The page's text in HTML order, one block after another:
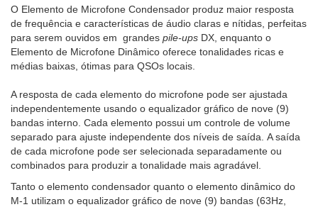
O Elemento de Microfone Condensador produz maior resposta
de frequência e características de áudio claras e nítidas, perfeitas
para serem ouvidos em grandes pile-ups DX, enquanto o
Elemento de Microfone Dinâmico oferece tonalidades ricas e
médias baixas, ótimas para QSOs locais.
A resposta de cada elemento do microfone pode ser ajustada
independentemente usando o equalizador gráfico de nove (9)
bandas interno. Cada elemento possui um controle de volume
separado para ajuste independente dos níveis de saída. A saída
de cada microfone pode ser selecionada separadamente ou
combinados para produzir a tonalidade mais agradável.
Tanto o elemento condensador quanto o elemento dinâmico do
M-1 utilizam o equalizador gráfico de nove (9) bandas (63Hz,